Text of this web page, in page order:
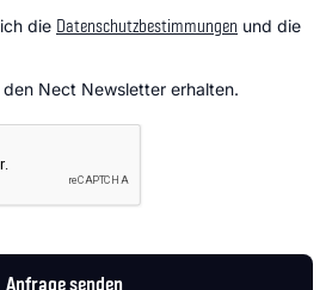
die Datenschutzbestimmungen und die
Nect Newsletter erhalten.
Anfrage senden